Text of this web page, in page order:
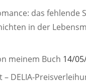
das fehlende
in der
meinem Buch 14/
– DELIA-